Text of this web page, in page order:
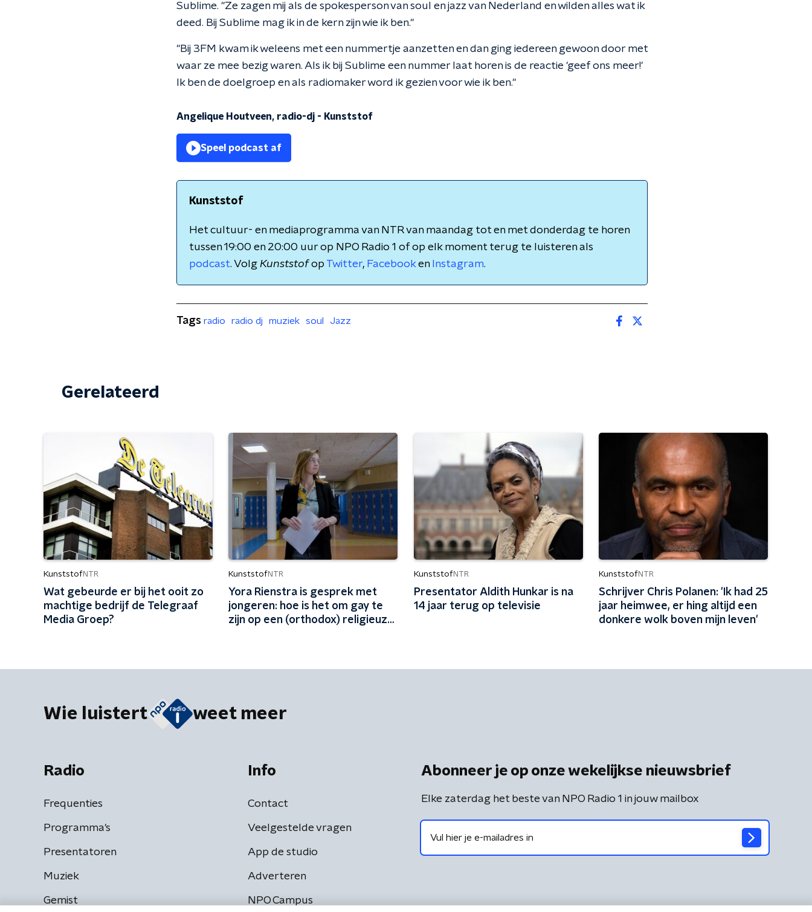
Sublime. "Ze zagen mij als de spokesperson van soul en jazz van Nederland en wilden alles wat ik
deed. Bij Sublime mag ik in de kern zijn wie ik ben."
"Bij 3FM kwam ik weleens met een nummertje aanzetten en dan ging iedereen gewoon door met
waar ze mee bezig waren. Als ik bij Sublime een nummer laat horen is de reactie 'geef ons meer!'
Ik ben de doelgroep en als radiomaker word ik gezien voor wie ik ben."
Angelique Houtveen, radio-dj - Kunststof
Speel podcast af
Kunststof
Het cultuur- en mediaprogramma van NTR van maandag tot en met donderdag te horen
tussen 19:00 en 20:00 uur op NPO Radio 1 of op elk moment terug te luisteren als
podcast. Volg Kunststofop Twitter, Facebooken Instagram.
Tags radio radio dj muziek soul Jazz
Gerelateerd
KunststofNTR
Wat gebeurde er bij het ooit zo
machtige bedrijf de Telegraaf
Media Groep?
KunststofNTR
Yora Rienstra is gesprek met
jongeren: hoe is het om gay te
zijn op een (orthodox) religieuze
KunststofNTR
Presentator Aldith Hunkar is na
14 jaar terug op televisie
KunststofNTR
Schrijver Chris Polanen: 'Ik had 25
jaar heimwee, er hing altijd een
donkere wolk boven mijn leven'
Wie luistert weet meer
Radio
Frequenties
Programma's
Presentatoren
Muziek
Gemist
Info
Contact
Veelgestelde vragen
App de studio
Adverteren
NPO Campus
Abonneer je op onze wekelijkse nieuwsbrief
Elke zaterdag het beste van NPO Radio 1 in jouw mailbox